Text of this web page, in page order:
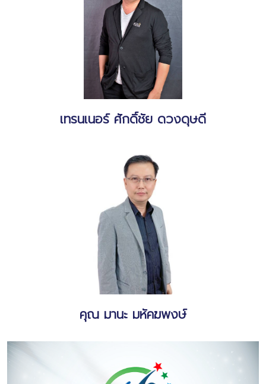
เทรนเนอร์ ศักดิ์ชัย ดวงดุษดี
คุณ มานะ มหัคฆพงษ์